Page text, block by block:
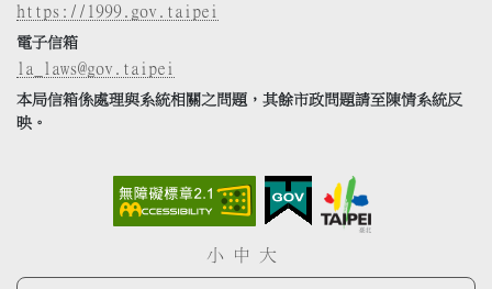
https://1999.gov.taipei
電子信箱
la_laws@gov.taipei
本局信箱係處理與系統相關之問題，其餘市政問題請至陳情系統反
映。
小 中 大